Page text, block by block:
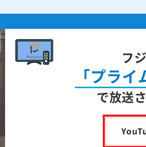
書
身近な人が亡く
を出版